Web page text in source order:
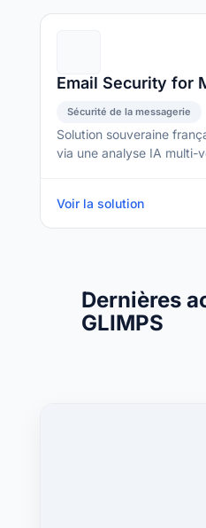
Email Security for
Sécurité de la messagerie
Solution souveraine
via une analyse IA multi-
Voir la solution
Dernières
GLIMPS